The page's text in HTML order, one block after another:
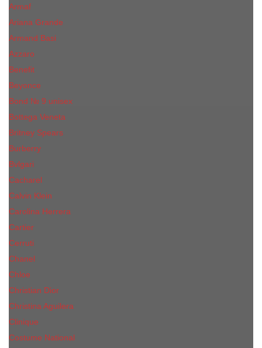
Armaf
Ariana Grande
Armand Basi
Azzaro
Benefit
Beyonce
Bond № 9 unisex
Bottega Veneta
Britney Spears
Burberry
Bvlgari
Cacharel
Calvin Klein
Carolina Herrera
Cartier
Cerruti
Сhanеl
Chloe
Christian Dior
Christina Aguilera
Сliniquе
Costume National